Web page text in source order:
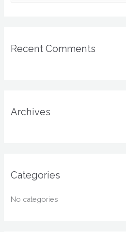
c
Recent Comments
Archives
Categories
No categories